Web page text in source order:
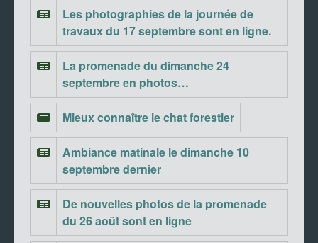
Les photographies de la journée de
travaux du 17 septembre sont en ligne.
La promenade du dimanche 24
septembre en photos…
Mieux connaître le chat forestier
Ambiance matinale le dimanche 10
septembre dernier
De nouvelles photos de la promenade
du 26 août sont en ligne